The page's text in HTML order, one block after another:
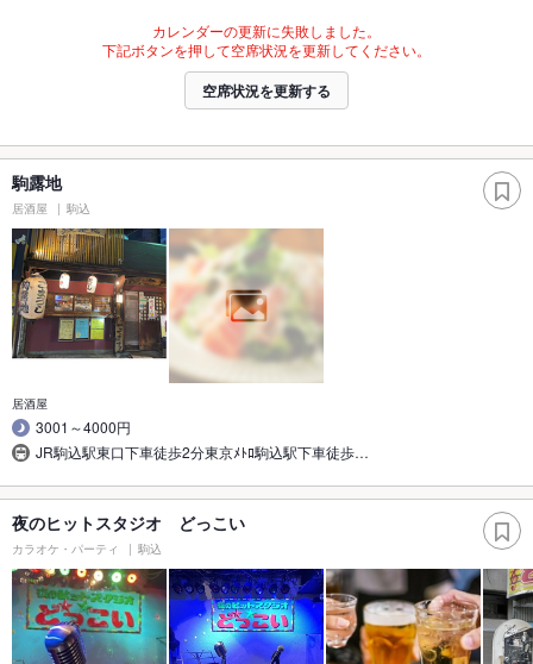
カレンダーの更新に失敗しました。
下記ボタンを押して空席状況を更新してください。
空席状況を更新する
駒露地
居酒屋 駒込
居酒屋
3001～4000円
JR駒込駅東口下車徒歩2分東京ﾒﾄﾛ駒込駅下車徒歩…
夜のヒットスタジオ どっこい
カラオケ・パーティ 駒込